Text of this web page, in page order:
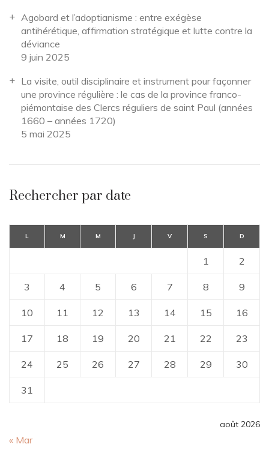
Agobard et l’adoptianisme : entre exégèse
antihérétique, affirmation stratégique et lutte contre la
déviance
9 juin 2025
La visite, outil disciplinaire et instrument pour façonner
une province régulière : le cas de la province franco-
piémontaise des Clercs réguliers de saint Paul (années
1660 – années 1720)
5 mai 2025
Rechercher par date
août 2026
L M M J V S D
1 2
3 4 5 6 7 8 9
10 11 12 13 14 15 16
17 18 19 20 21 22 23
24 25 26 27 28 29 30
31
« Mar